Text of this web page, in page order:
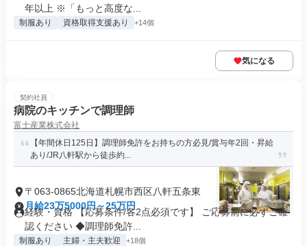
年以上 ※「もっと高度な...
制服あり 資格取得支援あり +14個
気になる
契約社員
病院のキッチンで調理師
富士産業株式会社
【年間休日125日】調理師免許をお持ちの方必見/賞与年2回・昇給
あり/JR八軒駅から徒歩約...
〒063-0865北海道札幌市西区八軒五条東
月給23万5000円～25万円
経験・資格 【応募条件/各2点必須です】 ご応募前に必ずご確
認ください ◆調理師免許...
制服あり 主婦・主夫歓迎 +18個